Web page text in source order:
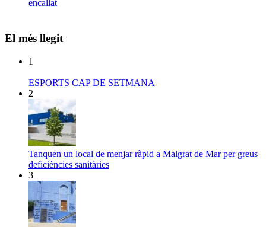
encallat
El més llegit
1
ESPORTS CAP DE SETMANA
2
Tanquen un local de menjar ràpid a Malgrat de Mar per greus
deficiències sanitàries
3